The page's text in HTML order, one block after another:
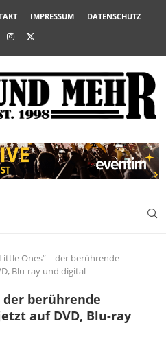
IMPRESSUM DATENSCHUTZ
Ones“ – der berührende
Blu-ray und digital
der berührende
auf DVD, Blu-ray